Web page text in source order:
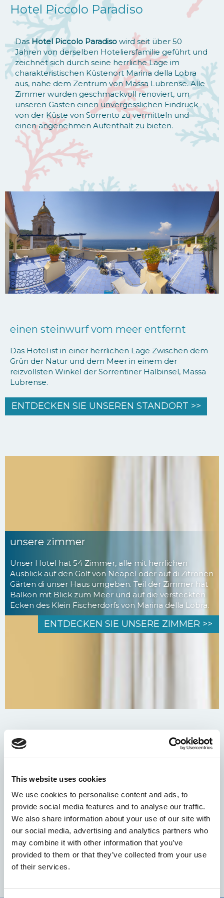
This website uses cookies
We use cookies to personalise content and ads, to
provide social media features and to analyse our traffic.
We also share information about your use of our site with
our social media, advertising and analytics partners who
may combine it with other information that you’ve
provided to them or that they’ve collected from your use
of their services.
Hotel Piccolo Paradiso
DasHotel Piccolo Paradiso wird seit über 50
Jahren von derselben Hoteliersfamilie geführt und
zeichnet sich durch seine herrliche Lage im
charakteristischen Küstenort Marina della Lobra
aus, nahe dem Zentrum von Massa Lubrense. Alle
Zimmer wurden geschmackvoll renoviert, um
unseren Gästen einen unvergesslichen Eindruck
von der Küste von Sorrento zu vermitteln und
einen angenehmen Aufenthalt zu bieten.
einen steinwurf vom meer entfernt
Das Hotel ist in einer herrlichen Lage Zwischen dem
Grün der Natur und dem Meer in einem der
reizvollsten Winkel der Sorrentiner Halbinsel, Massa
Lubrense.
ENTDECKEN SIE UNSEREN STANDORT >>
unsere zimmer
Unser Hotel hat 54 Zimmer, alle mit herrlichen
Ausblick auf den Golf von Neapel oder auf di Zitronen
Gärten di unser Haus umgeben. Teil der Zimmer hat
Balkon mit Blick zum Meer und auf die versteckten
Ecken des Klein Fischerdorfs von Marina della Lobra.
ENTDECKEN SIE UNSERE ZIMMER >>
Nereidi Mare”, hier kann Man bequeme
Sonnenbetten und Sonnenschirme mieten; es sind
alle Komforts vorhanden um einen angenehmen Tag
am Meer zu verbringen.
TAUCHEN SIE EIN >>